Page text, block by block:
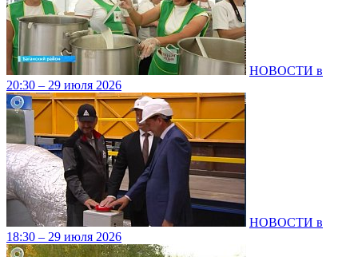
НОВОСТИ в
20:30 – 29 июля 2026
НОВОСТИ в
18:30 – 29 июля 2026